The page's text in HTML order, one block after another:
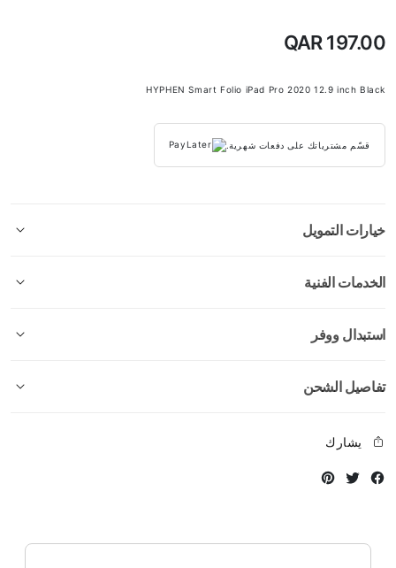
معرض
QAR 197.00
HYPHEN Smart Folio iPad Pro 2020 12.9 inch Black
قسّم مشترياتك على دفعات شهرية.
خيارات التمويل
الخدمات الفنية
استبدال ووفر
تفاصيل الشحن
يشارك
Facebook
Twitter